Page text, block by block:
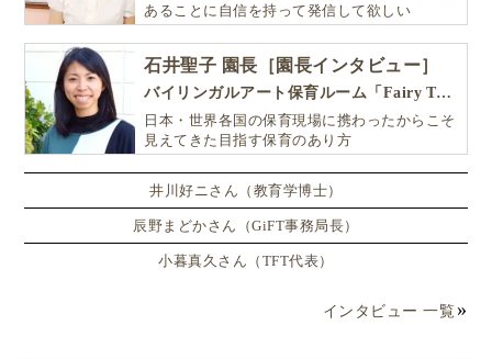
あることに自信を持って発信して欲しい
石井聖子 園長［園長インタビュー］
バイリンガルアート保育ルーム「Fairy Tale（フェアリーテイル）」
日本・世界各国の保育現場に携わったからこそ
見えてきた目指す保育のあり方
井川好ニさん（教育学博士）
辰野まどかさん（GiFT事務局長）
小暮真久さん（TFT代表）
インタビュー 一覧